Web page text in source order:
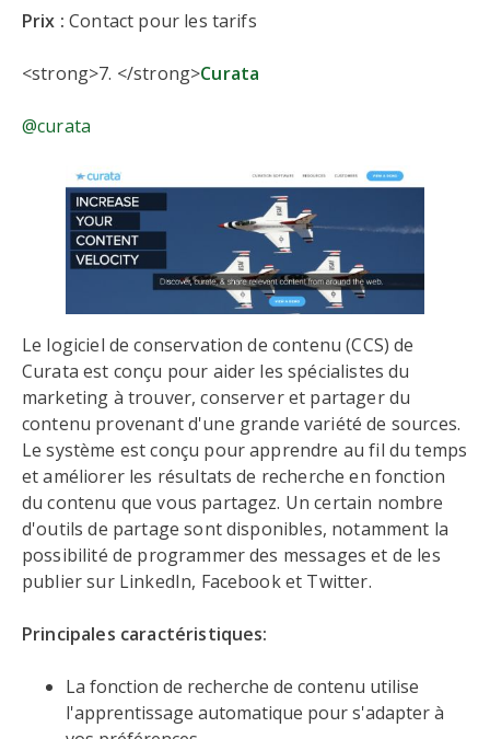
Prix : Contact pour les tarifs
<strong>7. </strong>Curata
@curata
Le logiciel de conservation de contenu (CCS) de
Curata est conçu pour aider les spécialistes du
marketing à trouver, conserver et partager du
contenu provenant d'une grande variété de sources.
Le système est conçu pour apprendre au fil du temps
et améliorer les résultats de recherche en fonction
du contenu que vous partagez. Un certain nombre
d'outils de partage sont disponibles, notamment la
possibilité de programmer des messages et de les
publier sur LinkedIn, Facebook et Twitter.
Principales caractéristiques:
La fonction de recherche de contenu utilise
l'apprentissage automatique pour s'adapter à